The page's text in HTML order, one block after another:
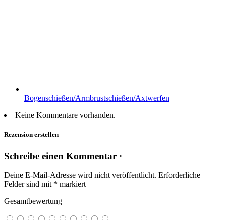
Bogenschießen/Armbrustschießen/Axtwerfen
Keine Kommentare vorhanden.
Rezension erstellen
Schreibe einen Kommentar ·
Deine E-Mail-Adresse wird nicht veröffentlicht. Erforderliche
Felder sind mit * markiert
Gesamtbewertung